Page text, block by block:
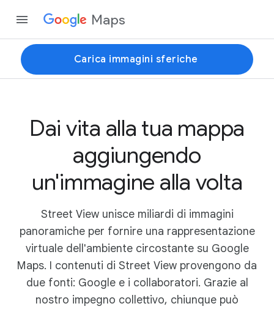
Maps
Carica immagini sferiche
Dai vita alla tua mappa
aggiungendo
un'immagine alla volta
Street View unisce miliardi di immagini
panoramiche per fornire una rappresentazione
virtuale dell'ambiente circostante su Google
Maps. I contenuti di Street View provengono da
due fonti: Google e i collaboratori. Grazie al
nostro impegno collettivo, chiunque può